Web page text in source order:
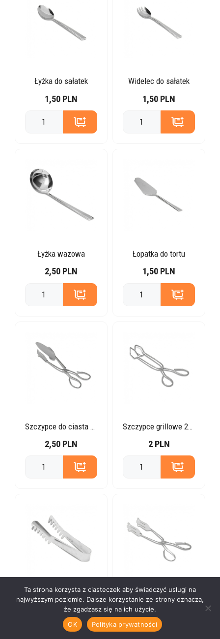
Łyżka do sałatek
1,50 PLN
Widelec do sałatek
1,50 PLN
Łyżka wazowa
2,50 PLN
Łopatka do tortu
1,50 PLN
Szczypce do ciasta 28 cm
2,50 PLN
Szczypce grillowe 22 cm
2 PLN
Szczypce do spaghetti
2 PLN
Szczypce cukiernicze 22 cm
2 PLN
Ta strona korzysta z ciasteczek aby świadczyć usługi na
najwyższym poziomie. Dalsze korzystanie ze strony oznacza,
że zgadzasz się na ich użycie.
OK
Polityka prywatności